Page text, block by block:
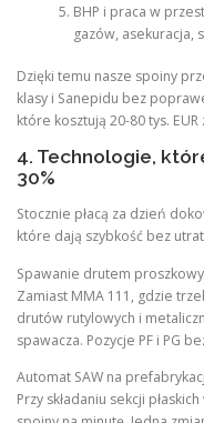
BHP i praca w
gazów, asekuracja,
Dzięki temu nasze spoiny
klasy i Sanepidu bez
które kosztują 20-80 tys. EUR
4. Technologie,
30%
Stocznie płacą za dzień
które dają szybkość bez
Spawanie drutem
Zamiast MMA 111, gdzie
drutów rutylowych i
spawacza. Pozycje PF i PG
Automat SAW na
Przy składaniu sekcji